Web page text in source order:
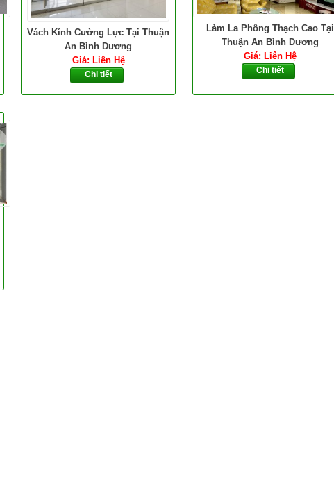
Vách Kính Cường Lực Tại Thuận
An Bình Dương
Giá: Liên Hệ
Chi tiết
Làm La Phông Thạch Cao Tại
Thuận An Bình Dương
Giá: Liên Hệ
Chi tiết